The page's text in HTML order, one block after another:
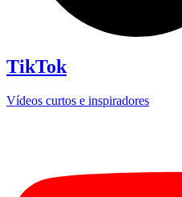
TikTok
Vídeos curtos e inspiradores